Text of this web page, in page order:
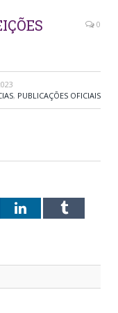
0
, PUBLICAÇÕES OFICIAIS
LinkedInTumblr